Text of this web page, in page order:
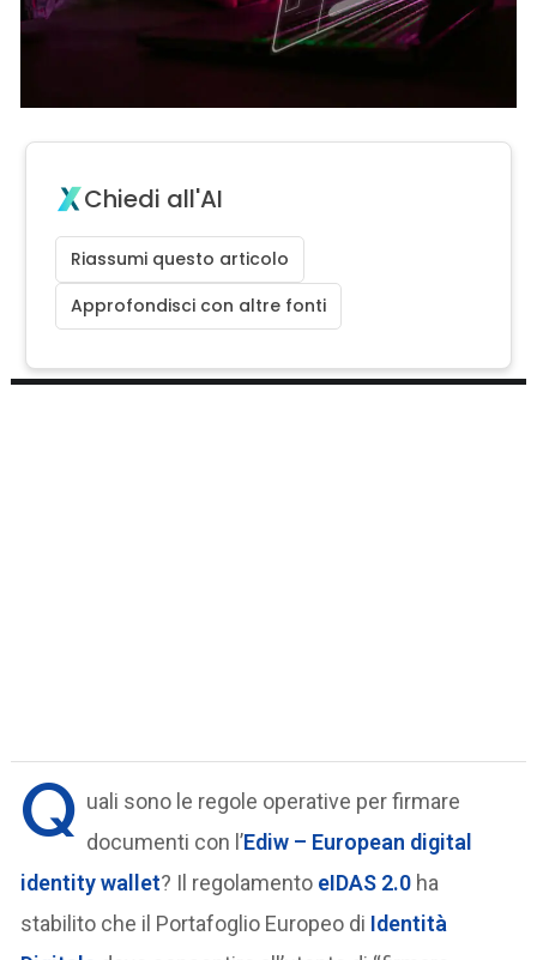
Chiedi all'AI
Riassumi questo articolo
Approfondisci con altre fonti
Q uali sono le regole operative per firmare
documenti con l’Ediw – European digital
identity wallet? Il regolamento eIDAS 2.0 ha
stabilito che il Portafoglio Europeo di Identità